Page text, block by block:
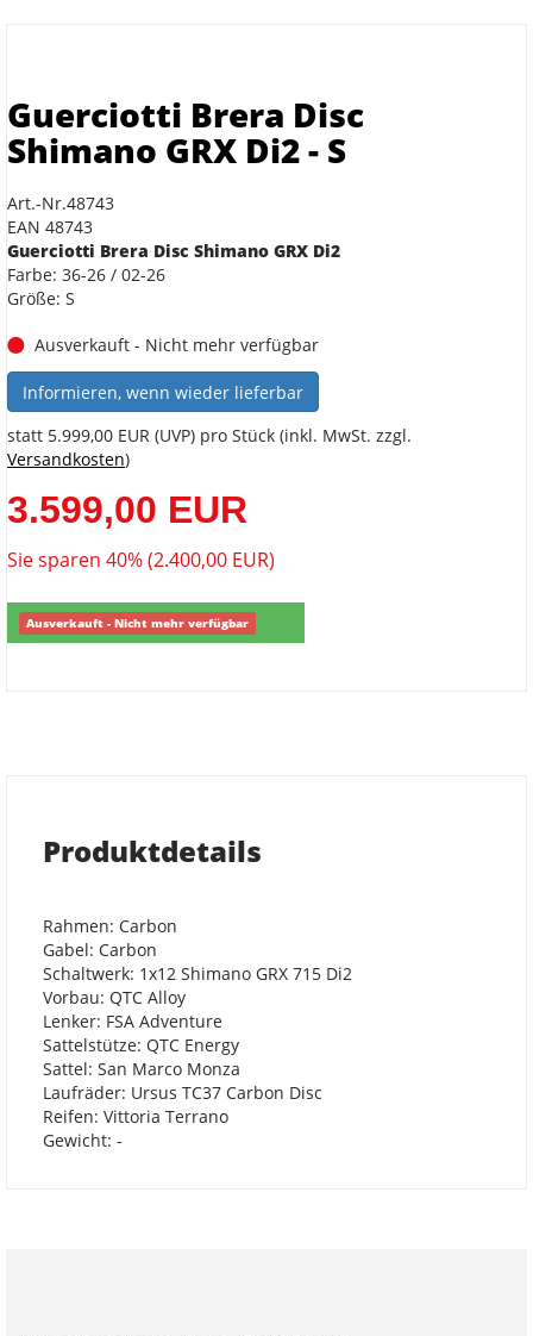
Guerciotti Brera Disc
Shimano GRX Di2 - S
Art.-Nr.48743
EAN 48743
Guerciotti Brera Disc Shimano GRX Di2
Farbe: 36-26 / 02-26
Größe: S
Ausverkauft - Nicht mehr verfügbar
Informieren, wenn wieder lieferbar
statt 5.999,00 EUR (UVP) pro Stück (inkl. MwSt. zzgl.
Versandkosten)
3.599,00 EUR
Sie sparen 40% (2.400,00 EUR)
Ausverkauft - Nicht mehr verfügbar
Produktdetails
Rahmen: Carbon
Gabel: Carbon
Schaltwerk: 1x12 Shimano GRX 715 Di2
Vorbau: QTC Alloy
Lenker: FSA Adventure
Sattelstütze: QTC Energy
Sattel: San Marco Monza
Laufräder: Ursus TC37 Carbon Disc
Reifen: Vittoria Terrano
Gewicht: -